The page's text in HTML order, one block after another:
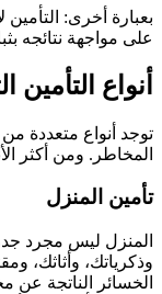
بعبارة أخرى:
على مواجهة نتائجه
أنواع
توجد أنواع متعددة
المخاطر. ومن أكثر
تأمين المنزل
المنزل ليس مجرد
وذكرياتك، وأثاثك،
الخسائر الناتجة عن